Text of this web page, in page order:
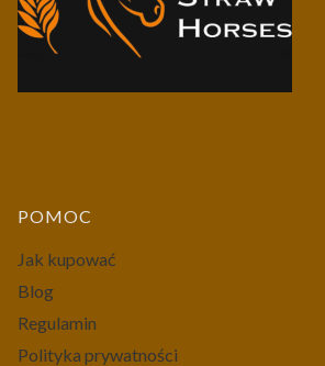
Linki w stopce
POMOC
Jak kupować
Blog
Regulamin
Polityka prywatności